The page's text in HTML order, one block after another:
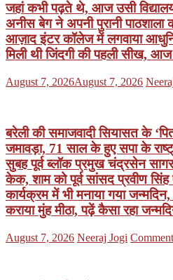
जहां कभी पढ़ते थे, आज उसी
अनीस बेग ने अपनी पुरानी पाठशाला
आज़ाद इंटर कॉलेज में लगवाया
मिली थी जिंदगी की पहली सीख, आज
Posted
August 7, 2026August 7, 2026
बरेली की समाजवादी सियासत के
जमावड़ा, 71 साल के हुए सपा के
सुबह पूर्व ब्लॉक प्रमुख चंद्रसेन
केक, शाम को पूर्व सांसद प्रवीण
कार्यक्रम में भी मनाया गया
कराया मुंह मीठा, पढ़ें कैसा रहा
Posted
August 7, 2026 Author
Neeraj Jogi